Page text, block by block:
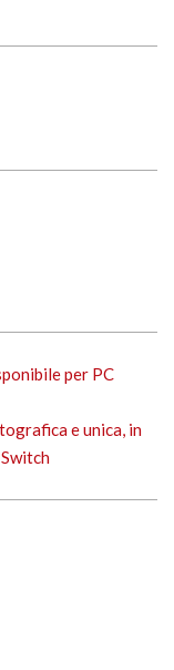
per PC
e unica, in